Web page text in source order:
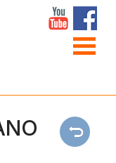
główna
O
firmie